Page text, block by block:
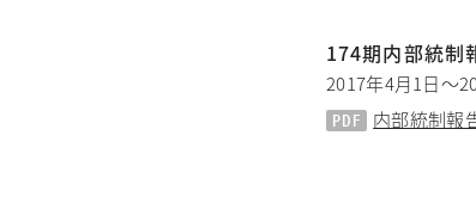
174期内部統制
2017年4月1日～
内部統制報